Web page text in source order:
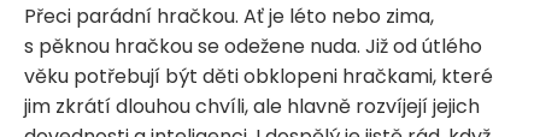
Přeci parádní hračkou. Ať je léto nebo zima,
s pěknou hračkou se odežene nuda. Již od útlého
věku potřebují být děti obklopeni hračkami, které
jim zkrátí dlouhou chvíli, ale hlavně rozvíjejí jejich